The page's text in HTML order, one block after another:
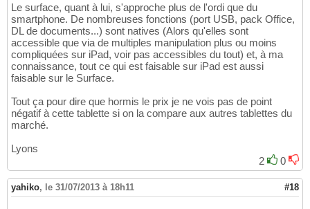
Le surface, quant à lui, s'approche plus de l'ordi que du
smartphone. De nombreuses fonctions (port USB, pack Office,
DL de documents...) sont natives (Alors qu'elles sont
accessible que via de multiples manipulation plus ou moins
compliquées sur iPad, voir pas accessibles du tout) et, à ma
connaissance, tout ce qui est faisable sur iPad est aussi
faisable sur le Surface.
Tout ça pour dire que hormis le prix je ne vois pas de point
négatif à cette tablette si on la compare aux autres tablettes du
marché.
Lyons
2
0
yahiko, le 31/07/2013 à 18h11 #18